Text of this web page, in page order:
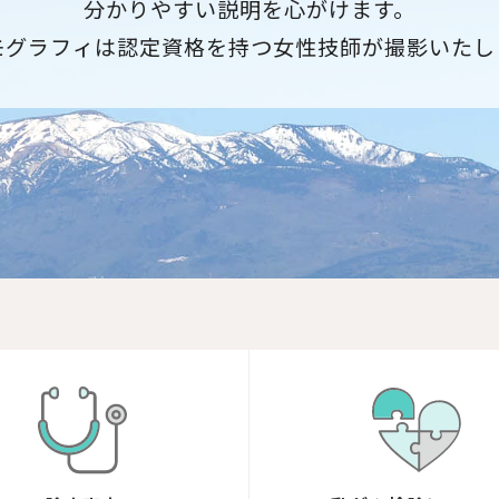
分かりやすい説明を心がけます。
ラフィは認定資格を持つ女性技師が撮影いた